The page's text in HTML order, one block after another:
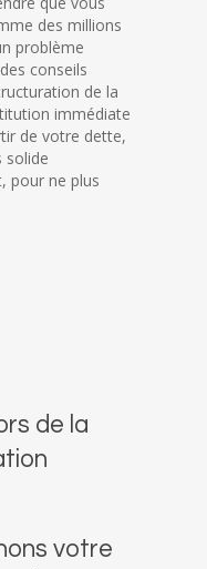
des millions
problème
conseils
de la
immédiate
de votre dette,
solide
pour ne plus
de la
votre